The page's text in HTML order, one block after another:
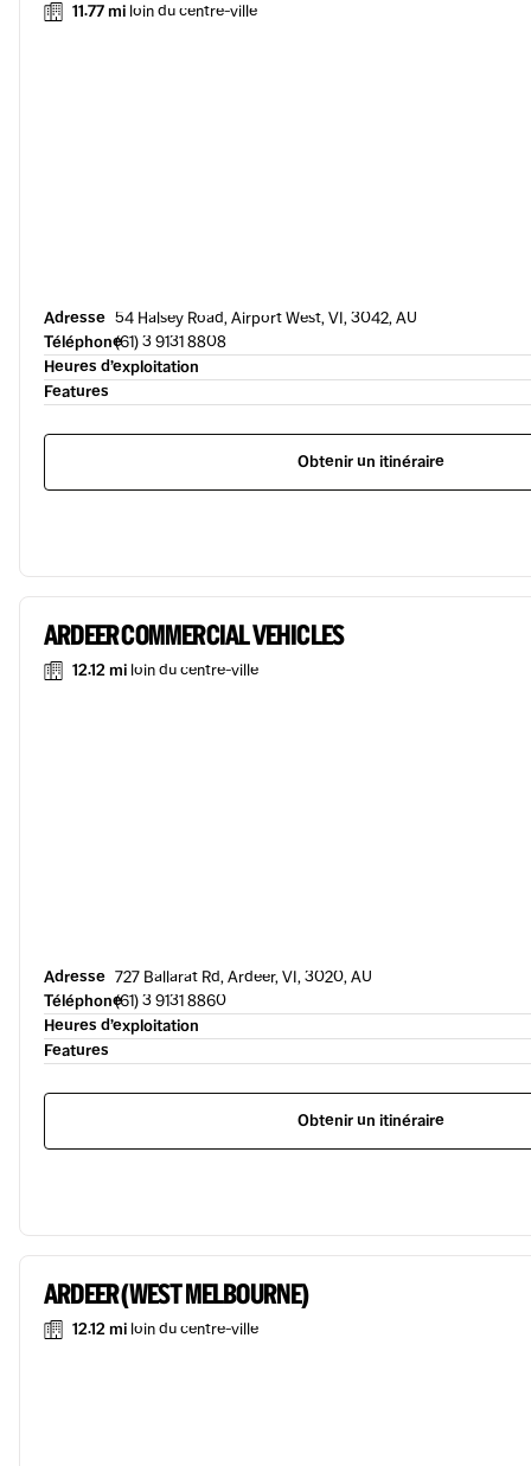
11.77 mi loin du centre-ville
Adresse 54 Halsey Road, Airport West, VI, 3042, AU
Téléphone(61) 3 9131 8808
Heures d’exploitation
Features
Obtenir un itinéraire
ARDEER COMMERCIAL VEHICLES
12.12 mi loin du centre-ville
Adresse 727 Ballarat Rd, Ardeer, VI, 3020, AU
Téléphone(61) 3 9131 8860
Heures d’exploitation
Features
Obtenir un itinéraire
ARDEER (WEST MELBOURNE)
12.12 mi loin du centre-ville